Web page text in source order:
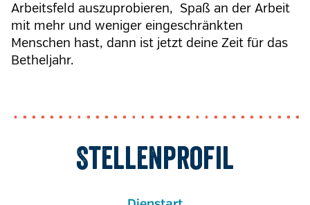
Arbeitsfeld auszuprobieren, Spaß an der Arbeit
mit mehr und weniger eingeschränkten
Menschen hast, dann ist jetzt deine Zeit für das
Betheljahr.
Stellenprofil